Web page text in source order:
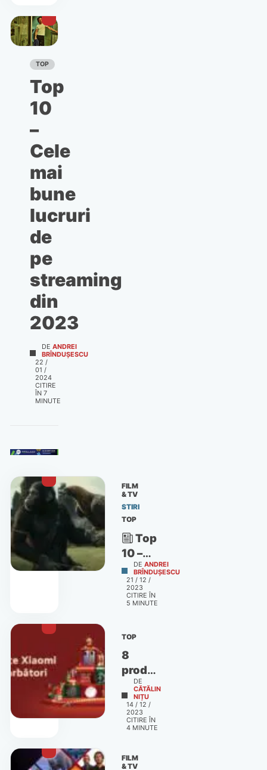
TOP
Top
10
–
Cele
mai
bune
lucruri
de
pe
streaming
din
2023
DEANDREI
BRÎNDUȘESCU
22 /
01 /
2024
CITIRE
ÎN 7
MINUTE
FILM
& TV
STIRI
TOP
Top
10 –
Filmele
pe
care
să le
văd în
2024
DE ANDREI
BRÎNDUȘESCU
21 / 12 /
2023
CITIRE ÎN
5 MINUTE
TOP
8
produse
Xiaomi
la
reducere,
perfecte
cadouri
DE
CĂTĂLIN
NIȚU
14 / 12 /
2023
CITIRE ÎN
4 MINUTE
FILM
& TV